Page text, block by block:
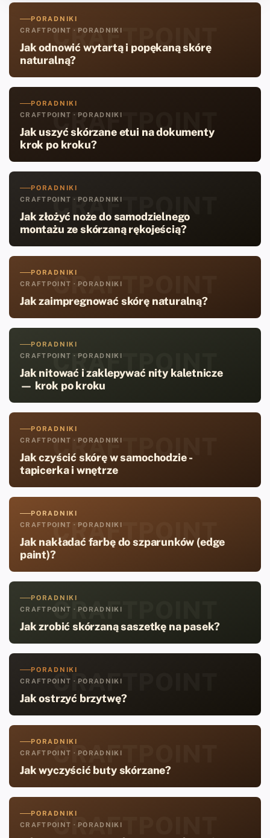
CRAFTPOINT
PORADNIKI
CRAFTPOINT · PORADNIKI
Jak odnowić wytartą i popękaną skórę
naturalną?
CRAFTPOINT
PORADNIKI
CRAFTPOINT · PORADNIKI
Jak uszyć skórzane etui na dokumenty
krok po kroku?
CRAFTPOINT
PORADNIKI
CRAFTPOINT · PORADNIKI
Jak złożyć noże do samodzielnego
montażu ze skórzaną rękojeścią?
CRAFTPOINT
PORADNIKI
CRAFTPOINT · PORADNIKI
Jak zaimpregnować skórę naturalną?
CRAFTPOINT
PORADNIKI
CRAFTPOINT · PORADNIKI
Jak nitować i zaklepywać nity kaletnicze
— krok po kroku
CRAFTPOINT
PORADNIKI
CRAFTPOINT · PORADNIKI
Jak czyścić skórę w samochodzie -
tapicerka i wnętrze
CRAFTPOINT
PORADNIKI
CRAFTPOINT · PORADNIKI
Jak nakładać farbę do szparunków (edge
paint)?
CRAFTPOINT
PORADNIKI
CRAFTPOINT · PORADNIKI
Jak zrobić skórzaną saszetkę na pasek?
CRAFTPOINT
PORADNIKI
CRAFTPOINT · PORADNIKI
Jak ostrzyć brzytwę?
CRAFTPOINT
PORADNIKI
CRAFTPOINT · PORADNIKI
Jak wyczyścić buty skórzane?
CRAFTPOINT
PORADNIKI
CRAFTPOINT · PORADNIKI